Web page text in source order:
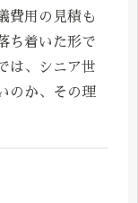
費用の見積も
ち着いた形で
は、シニア世
のか、その理